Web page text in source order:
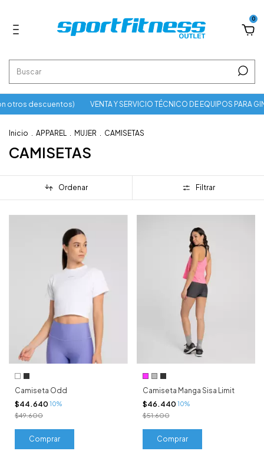
0
otros descuentos) VENTA Y SERVICIO TÉCNICO DE EQUIPOS PARA
Inicio APPAREL MUJER CAMISETAS
CAMISETAS
Ordenar Filtrar
Camiseta Odd
$44.640 10%
$49.600
Comprar
Camiseta Manga Sisa Limit
$46.440 10%
$51.600
Comprar